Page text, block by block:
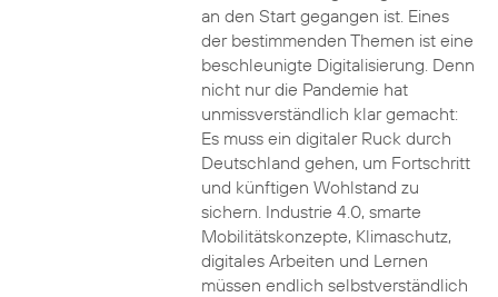
an den Start gegangen ist. Eines
der bestimmenden Themen ist eine
beschleunigte Digitalisierung. Denn
nicht nur die Pandemie hat
unmissverständlich klar gemacht:
Es muss ein digitaler Ruck durch
Deutschland gehen, um Fortschritt
und künftigen Wohlstand zu
sichern. Industrie 4.0, smarte
Mobilitätskonzepte, Klimaschutz,
digitales Arbeiten und Lernen
müssen endlich selbstverständlich